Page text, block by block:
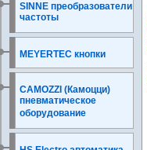
SINNE преобразователи
частоты
MEYERTEC кнопки
CAMOZZI (Камоцци)
пневматическое
оборудование